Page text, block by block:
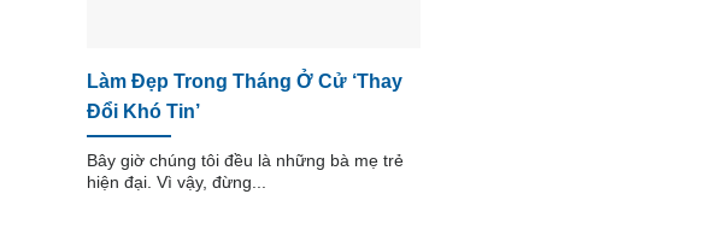
Làm Đẹp Trong Tháng Ở Cử ‘Thay
Đổi Khó Tin’
Bây giờ chúng tôi đều là những bà mẹ trẻ
hiện đại. Vì vậy, đừng...